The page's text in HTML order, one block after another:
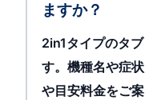
ますか？
2in1タイプのタ
す。機種名や症
や目安料金をご案